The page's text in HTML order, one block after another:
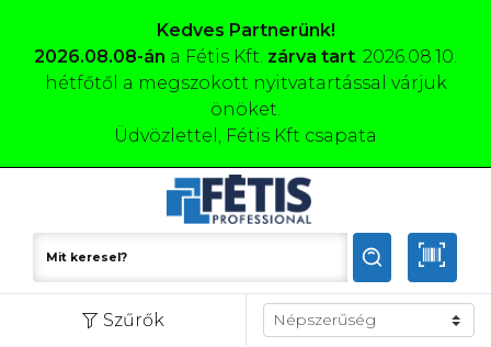
Kedves Partnerünk!
2026.08.08-án a Fétis Kft. zárva tart. 2026.08.10.
hétfőtől a megszokott nyitvatartással várjuk
önöket.
Üdvözlettel, Fétis Kft csapata
Szűrők